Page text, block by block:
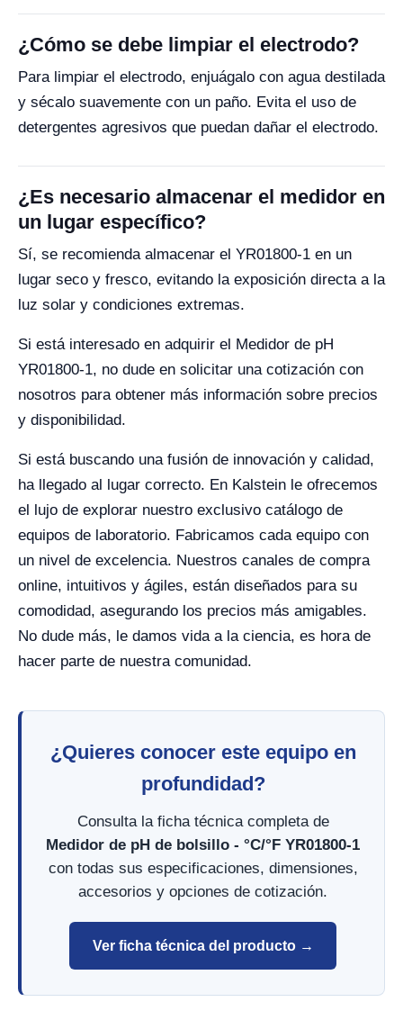
¿Cómo se debe limpiar el electrodo?
Para limpiar el electrodo, enjuágalo con agua destilada
y sécalo suavemente con un paño. Evita el uso de
detergentes agresivos que puedan dañar el electrodo.
¿Es necesario almacenar el medidor en
un lugar específico?
Sí, se recomienda almacenar el YR01800-1 en un
lugar seco y fresco, evitando la exposición directa a la
luz solar y condiciones extremas.
Si está interesado en adquirir el Medidor de pH
YR01800-1, no dude en solicitar una cotización con
nosotros para obtener más información sobre precios
y disponibilidad.
Si está buscando una fusión de innovación y calidad,
ha llegado al lugar correcto. En Kalstein le ofrecemos
el lujo de explorar nuestro exclusivo catálogo de
equipos de laboratorio. Fabricamos cada equipo con
un nivel de excelencia. Nuestros canales de compra
online, intuitivos y ágiles, están diseñados para su
comodidad, asegurando los precios más amigables.
No dude más, le damos vida a la ciencia, es hora de
hacer parte de nuestra comunidad.
¿Quieres conocer este equipo en
profundidad?
Consulta la ficha técnica completa de
Medidor de pH de bolsillo - °C/°F YR01800-1
con todas sus especificaciones, dimensiones,
accesorios y opciones de cotización.
Ver ficha técnica del producto →